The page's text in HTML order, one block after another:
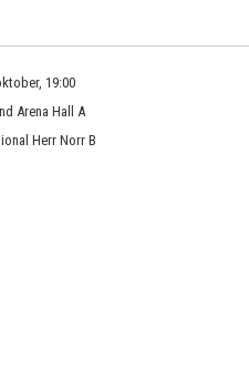
19:00
Arena Hall A
Herr Norr B